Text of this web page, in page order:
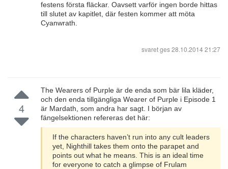
festens första fläckar. Oavsett varför ingen borde hittas
till slutet av kapitlet, där festen kommer att möta
Cyanwrath.
svaret ges28.10.2014 21:27
4
The Wearers of Purple är de enda som bär lila kläder,
och den enda tillgängliga Wearer of Purple i Episode 1
är Mardath, som andra har sagt. I början av
fängelsektionen refereras det här:
If the characters haven’t run into any cult leaders
yet, Nighthill takes them onto the parapet and
points out what he means. This is an ideal time
for everyone to catch a glimpse of Frulam